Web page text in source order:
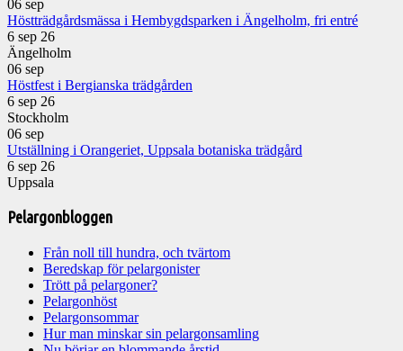
06 sep
Höstträdgårdsmässa i Hembygdsparken i Ängelholm, fri entré
6 sep 26
Ängelholm
06 sep
Höstfest i Bergianska trädgården
6 sep 26
Stockholm
06 sep
Utställning i Orangeriet, Uppsala botaniska trädgård
6 sep 26
Uppsala
Pelargonbloggen
Från noll till hundra, och tvärtom
Beredskap för pelargonister
Trött på pelargoner?
Pelargonhöst
Pelargonsommar
Hur man minskar sin pelargonsamling